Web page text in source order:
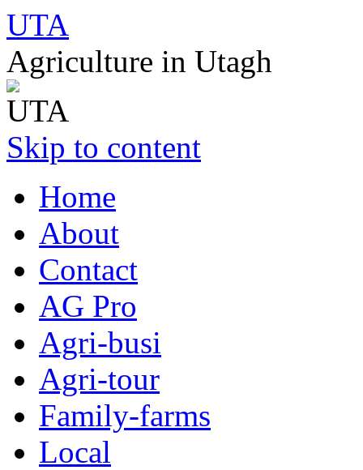
UTA
Agriculture in Utagh
Skip to content
Home
About
Contact
AG Pro
Agri-busi
Agri-tour
Family-farms
Local